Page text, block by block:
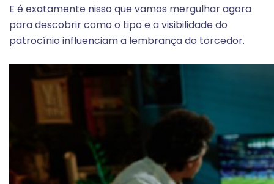
E é exatamente nisso que vamos mergulhar agora
para descobrir como o tipo e a visibilidade do
patrocínio influenciam a lembrança do torcedor.